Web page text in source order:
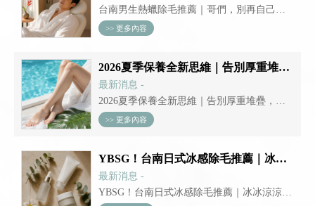
台南男生熱蠟除毛推薦｜哥們，別再自己亂
刮了——專業男性除毛讓你這個夏天從此清
忙腳亂，腋下刮完隔天刺刺癢癢、私密處刮...
>> 更多內容
2026夏季保養全新思維｜告別厚重堆疊，輕盈精準護膚才是肌膚真正需要的
最新消息 -
2026夏季保養全新思維｜告別厚重堆疊，輕
盈精準護膚才是肌膚真正需要的 2026 年的夏
液→乳霜→眼霜，一瓶接一瓶往臉上堆。但...
>> 更多內容
YBSG！台南日式冰感除毛推薦｜冰冰涼涼、舒服到像在做SPA，暑假光滑肌膚就靠這一趟
最新消息 -
YBSG！台南日式冰感除毛推薦｜冰冰涼涼、